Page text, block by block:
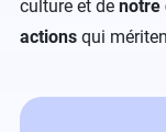
culture et de notre
actions qui